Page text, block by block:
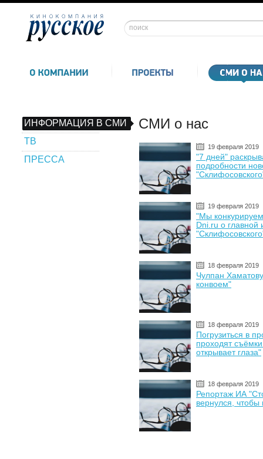
ИНФОРМАЦИЯ В СМИ
ТВ
ПРЕССА
СМИ о нас
19 февраля 2019
"7 дней"
подробности
19 февраля 2019
"Мы
Dni.ru о главной
18 февраля 2019
Чулпан
конвоем"
18 февраля 2019
Погрузиться в
проходят
открывает глаза"
18 февраля 2019
Репортаж ИА
вернулся, чтобы